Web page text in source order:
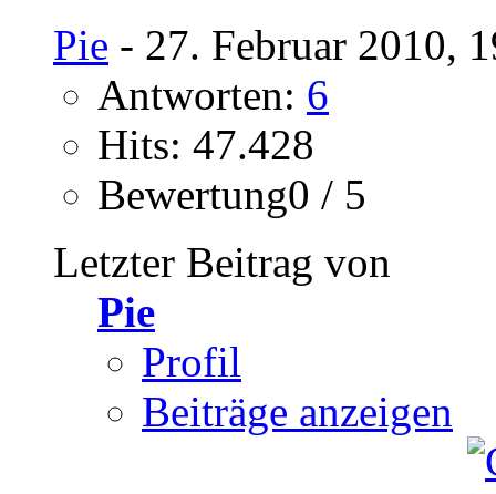
Pie - 27. Februar 2010,
Antworten: 6
Hits: 47.428
Bewertung0 / 5
Letzter Beitrag von
Pie
Profil
Beiträge anzeigen